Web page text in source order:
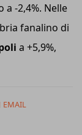
-2,4%. Nelle
fanalino di
a +5,9%,
EMAIL